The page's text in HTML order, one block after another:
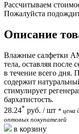
Рассчитываем
Пожалуйста
Описание
Влажные салфетки
тела, оставляя
в течение всего дня.
содержит
стимулирует
бархатистость.
28.24* руб. / шт * цена
оптовых покупателей
в корзину